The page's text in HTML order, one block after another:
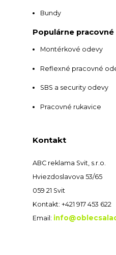
Bundy
Populárne
Montérkové odevy
Reflexné pracovné
SBS a security odevy
Pracovné rukavice
Kontakt
ABC reklama Svit, s.r.o.
Hviezdoslavova 53/65
059 21 Svit
Kontakt: +421 917 453 622
Email: